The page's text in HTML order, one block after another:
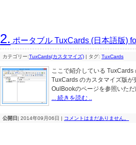
2. ポータブル TuxCards (日本語版)
カテゴリー:TuxCards(カスタマイズ) | タグ: TuxCards
ここで紹介している TuxCards
TuxCards のカスタマイズ版が
OulBookのページを参照いた
... 続きを読む ..
公開日 | 2014年09月06日 | コメントはまだありません。